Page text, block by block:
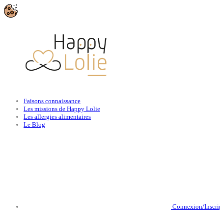
Faisons connaissance
Les missions de Happy Lolie
Les allergies alimentaires
Le Blog
Connexion/